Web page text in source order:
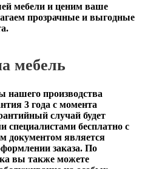
мебели и ценим ваше
прозрачные и выгодные
мебель
нашего производства
3 года с момента
случай будет
специалистами бесплатно с
документом является
заказа. По
вы также можете